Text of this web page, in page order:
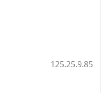
125.25.9.85